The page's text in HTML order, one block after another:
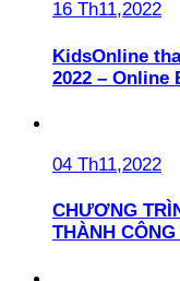
16 Th11,2022
KidsOnline
2022 – Online
04 Th11,2022
CHƯƠNG
THÀNH